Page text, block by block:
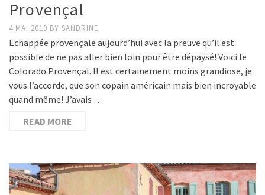
Provençal
4 MAI 2019 BY SANDRINE
Echappée provençale aujourd’hui avec la preuve qu’il est
possible de ne pas aller bien loin pour être dépaysé! Voici le
Colorado Provençal. Il est certainement moins grandiose, je
vous l’accorde, que son copain américain mais bien incroyable
quand même! J’avais …
READ MORE